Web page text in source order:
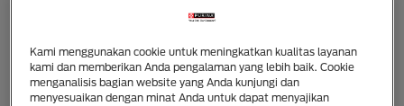
Fancy Feast – Grilled Salmon
Feast in Gravy
Kami menggunakan cookie untuk meningkatkan kualitas layanan
kami dan memberikan Anda pengalaman yang lebih baik. Cookie
menganalisis bagian website yang Anda kunjungi dan
menyesuaikan dengan minat Anda untuk dapat menyajikan